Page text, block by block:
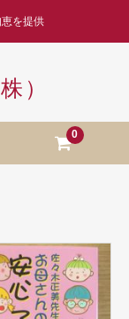
を提供
）
0